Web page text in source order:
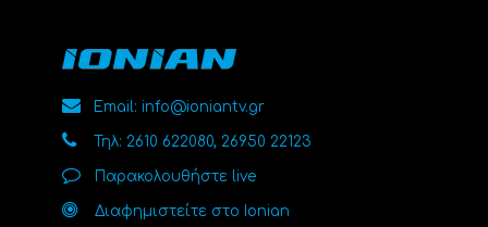
Email: info@ioniantv.gr
Τηλ: 2610 622080, 26950 22123
Παρακολουθήστε live
Διαφημιστείτε στο Ionian